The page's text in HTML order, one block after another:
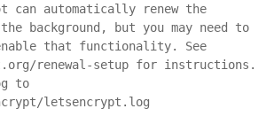
can automatically renew the
background, but you may need to
that functionality. See
renewal-setup for instructions.
to
letsencrypt.log